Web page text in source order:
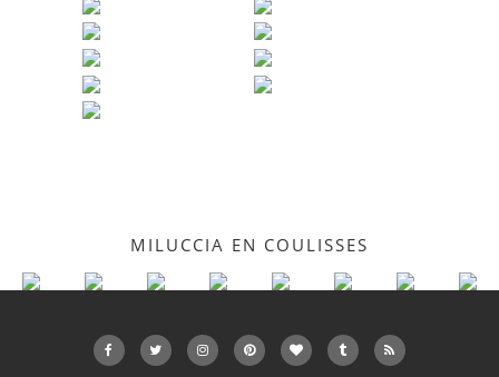
MILUCCIA EN COULISSES